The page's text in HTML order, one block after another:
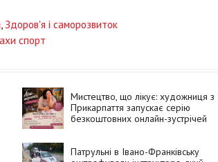
, Здоров'я і саморозвиток
спорт
Мистецтво, що лікує: художниця з
Прикарпаття запускає серію
безкоштовних онлайн-зустрічей
Патрульні в Івано-Франківську